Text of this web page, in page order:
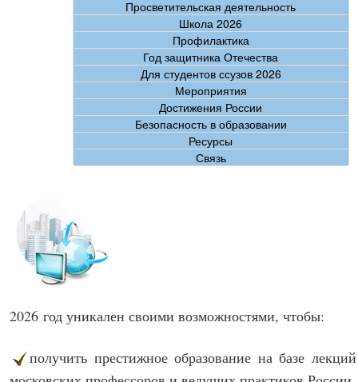
Просветительская деятельность
Школа 2026
Профилактика
Год защитника Отечества
Для студентов ссузов 2026
Мероприятия
Достижения России
Безопасность в образовании
Ресурсы
Связь
2026 год уникален своими возможностями, чтобы:
получить престижное образование на базе лекций